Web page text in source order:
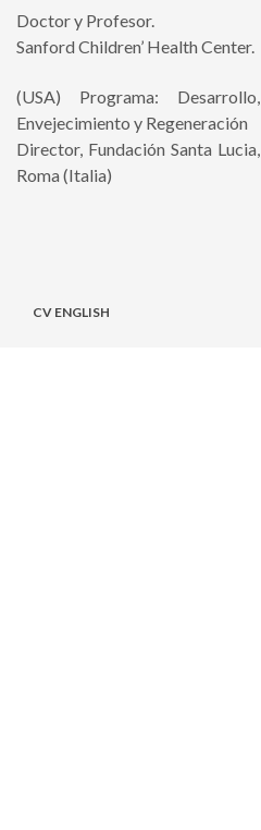
Doctor y Profesor.
Sanford Children’ Health Center.
(USA) Programa: Desarrollo,
Envejecimiento y Regeneración
Director, Fundación Santa Lucia,
Roma (Italia)
CV ENGLISH